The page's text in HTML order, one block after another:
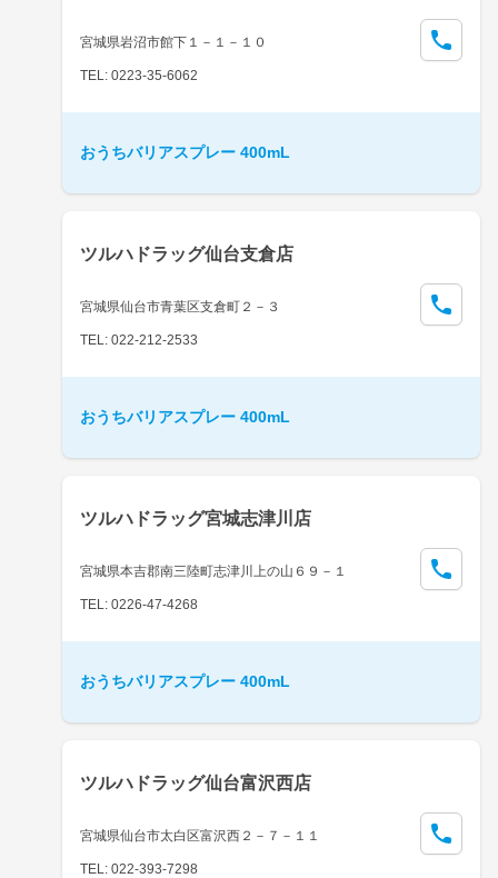
宮城県岩沼市館下１－１－１０
TEL: 0223-35-6062
おうちバリアスプレー 400mL
ツルハドラッグ仙台支倉店
宮城県仙台市青葉区支倉町２－３
TEL: 022-212-2533
おうちバリアスプレー 400mL
ツルハドラッグ宮城志津川店
宮城県本吉郡南三陸町志津川上の山６９－１
TEL: 0226-47-4268
おうちバリアスプレー 400mL
ツルハドラッグ仙台富沢西店
宮城県仙台市太白区富沢西２－７－１１
TEL: 022-393-7298